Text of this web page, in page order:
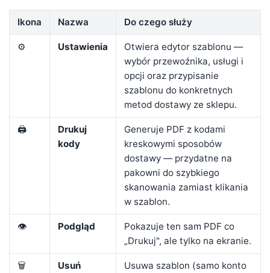
Ikona Nazwa Do czego służy
⚙️ Ustawienia
Otwiera edytor szablonu —
wybór przewoźnika, usługi i
opcji oraz przypisanie
szablonu do konkretnych
metod dostawy ze sklepu.
🖨️
Drukuj
kody
Generuje PDF z kodami
kreskowymi sposobów
dostawy — przydatne na
pakowni do szybkiego
skanowania zamiast klikania
w szablon.
👁️ Podgląd
Pokazuje ten sam PDF co
„Drukuj", ale tylko na ekranie.
🗑️ Usuń
Usuwa szablon (samo konto